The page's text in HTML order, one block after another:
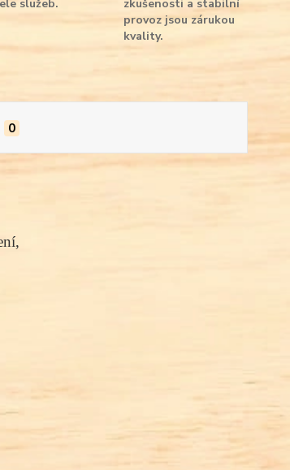
služeb.
zkušenosti a stabilní
provoz jsou zárukou
kvality.
0